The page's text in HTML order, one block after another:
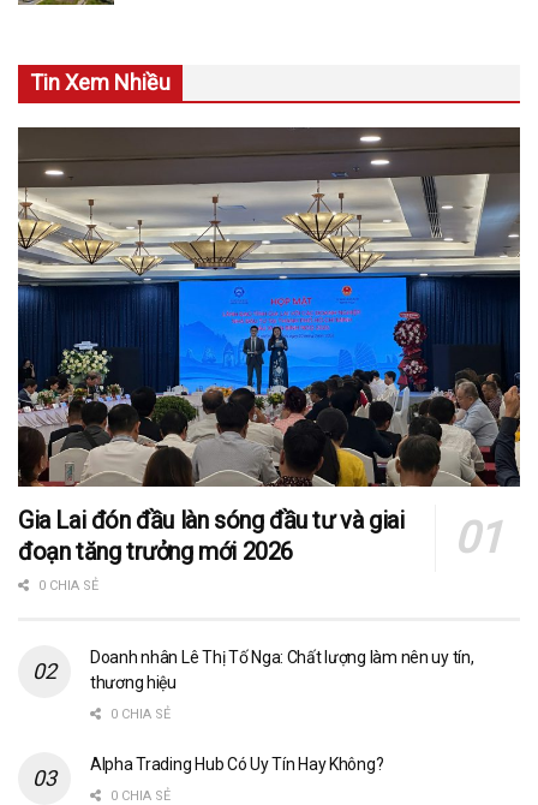
Tin Xem Nhiều
Gia Lai đón đầu làn sóng đầu tư và giai
đoạn tăng trưởng mới 2026
0 CHIA SẺ
Doanh nhân Lê Thị Tố Nga: Chất lượng làm nên uy tín,
thương hiệu
0 CHIA SẺ
Alpha Trading Hub Có Uy Tín Hay Không?
0 CHIA SẺ